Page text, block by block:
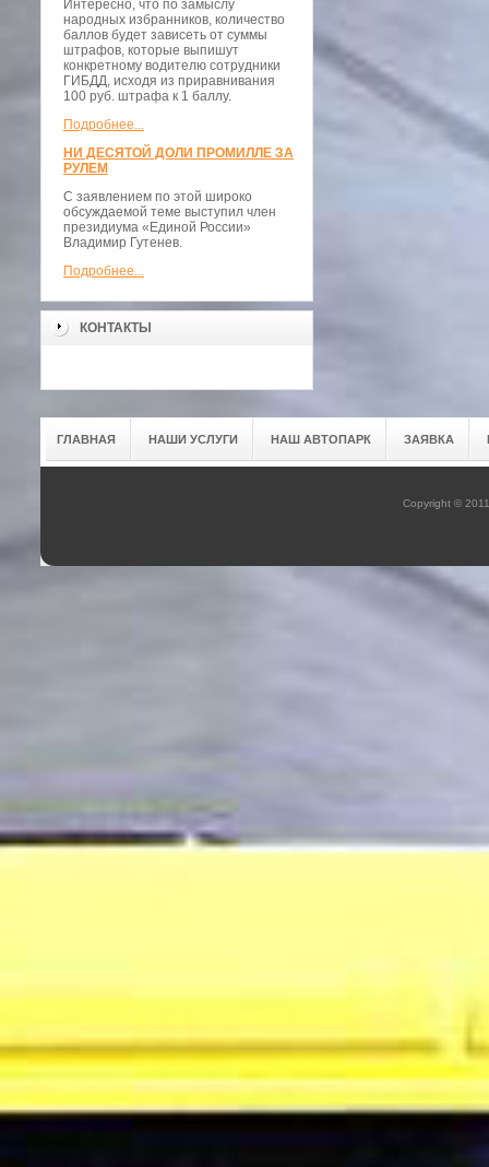
Интересно, что по замыслу
народных избранников, количество
баллов будет зависеть от суммы
штрафов, которые выпишут
конкретному водителю сотрудники
ГИБДД, исходя из приравнивания
100 руб. штрафа к 1 баллу.
Подробнее...
НИ ДЕСЯТОЙ ДОЛИ ПРОМИЛЛЕ ЗА
РУЛЕМ
С заявлением по этой широко
обсуждаемой теме выступил член
президиума «Единой России»
Владимир Гутенев.
Подробнее...
КОНТАКТЫ
ГЛАВНАЯ НАШИ УСЛУГИ НАШ АВТОПАРК ЗАЯВКА
Copyright ©